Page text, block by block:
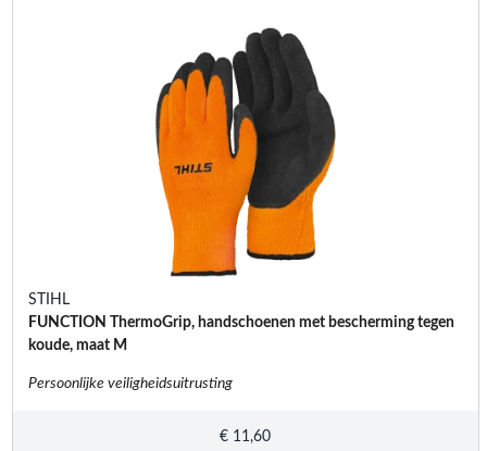
STIHL
FUNCTION ThermoGrip, handschoenen met bescherming tegen
koude, maat M
Persoonlijke veiligheidsuitrusting
€ 11,60